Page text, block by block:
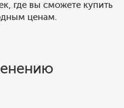
где вы сможете купить
ценам.